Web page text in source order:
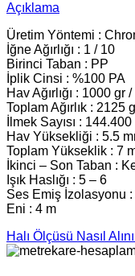
Açıklama
Üretim Yöntemi :
İğne Ağırlığı : 1 / 10
Birinci Taban : PP
İplik Cinsi : %100 PA
Hav Ağırlığı : 1000 gr
Toplam Ağırlık : 2125
İlmek Sayısı : 144.400
Hav Yüksekliği : 5.5
Toplam Yükseklik : 7
İkinci – Son Taban :
Işık Haslığı : 5 – 6
Ses Emiş İzolasyonu :
Eni : 4 m
Halı Ölçüsü Nasıl